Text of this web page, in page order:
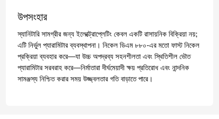
বাড়ি
পণ্য
ভিডিও
উপসংহার
স্যানিটারি সামগ্রীর জন্য ইলেক্ট্রোপ্লেটিং কেবল একটি রাসায়নিক বিক্রিয়া নয়;
এটি নির্ভুল প্যারামিটার ব্যবস্থাপনা। নিকেল ডিএম ৮৮০-এর মতো ফাস্ট নিকেল
প্রক্রিয়া ব্যবহার করে—যা উচ্চ অপদ্রব্য সহনশীলতা এবং স্থিতিশীল ভৌত
প্যারামিটার সরবরাহ করে—নির্মাতারা দীর্ঘমেয়াদী ক্ষয় প্রতিরোধ এবং নান্দনিক
সামঞ্জস্য নিশ্চিত করার সময় উজ্জ্বলতার গতি বাড়াতে পারে।